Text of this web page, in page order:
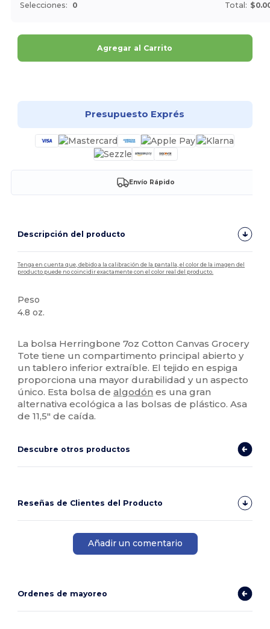
Selecciones: 0 Total:
Agregar al Carrito
Presupuesto Exprés
Envío Rápido
Descripción del producto
Tenga en cuenta que, debido a la calibración de la pantalla, el color de la imagen del
producto puede no coincidir exactamente con el color real del producto.
Peso
4.8 oz.
La bolsa Herringbone 7oz Cotton Canvas Grocery
Tote tiene un compartimento principal abierto y
un tablero inferior extraíble. El tejido en espiga
proporciona una mayor durabilidad y un aspecto
único. Esta bolsa dealgodón es una gran
alternativa ecológica a las bolsas de plástico. Asa
de 11,5" de caída.
Descubre otros productos
Reseñas de Clientes del Producto
Añadir un comentario
Ordenes de mayoreo